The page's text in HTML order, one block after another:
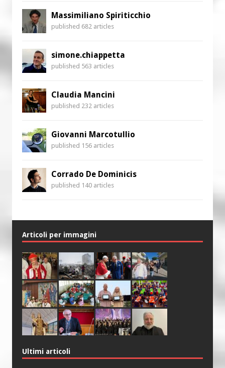
Massimiliano Spiriticchio
published 682 articles
simone.chiappetta
published 563 articles
Claudia Mancini
published 232 articles
Giovanni Marcotullio
published 156 articles
Corrado De Dominicis
published 140 articles
Articoli per immagini
Ultimi articoli